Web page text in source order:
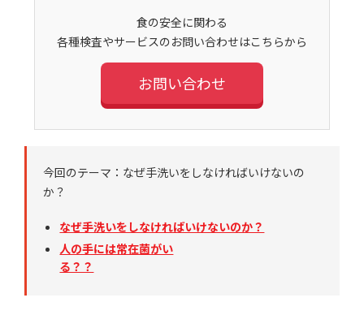
食の安全に関わる
各種検査やサービスのお問い合わせはこちらから
お問い合わせ
今回のテーマ：なぜ手洗いをしなければいけないの
か？
なぜ手洗いをしなければいけないのか？
人の手には常在菌がい
る？？